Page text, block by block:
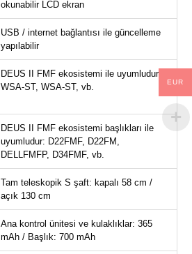
okunabilir LCD ekran
USB / internet bağlantısı ile güncelleme
yapılabilir
DEUS II FMF ekosistemi ile uyumludur:
WSA-ST, WSA-ST, vb.
DEUS II FMF ekosistemi başlıkları ile
uyumludur: D22FMF, D22FM,
DELLFMFP, D34FMF, vb.
Tam teleskopik S şaft: kapalı 58 cm /
açık 130 cm
Ana kontrol ünitesi ve kulaklıklar: 365
mAh / Başlık: 700 mAh
EUR